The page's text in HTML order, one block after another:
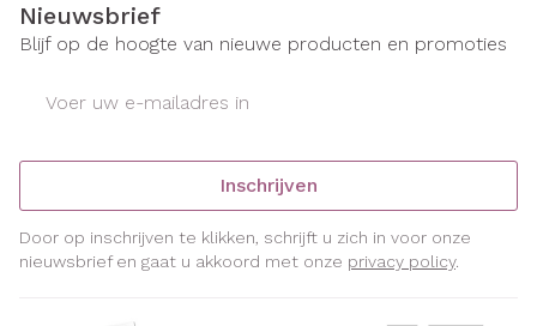
Nieuwsbrief
Blijf op de hoogte van nieuwe producten en promoties
Inschrijven
Door op inschrijven te klikken, schrijft u zich in voor onze
nieuwsbrief en gaat u akkoord met onze privacy policy.